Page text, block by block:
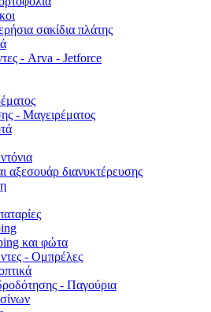
σακίδια πλάτης
- Arva - Jetforce
- Μαγειρέματος
αξεσουάρ διανυκτέρευσης
και φώτα
- Ομπρέλες
- Παγούρια